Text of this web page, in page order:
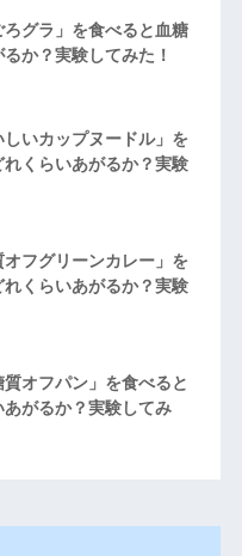
グラ」を食べると血糖
か？実験してみた！
しいカップヌードル」を
くらいあがるか？実験
フグリーンカレー」を
くらいあがるか？実験
オフパン」を食べると
がるか？実験してみ